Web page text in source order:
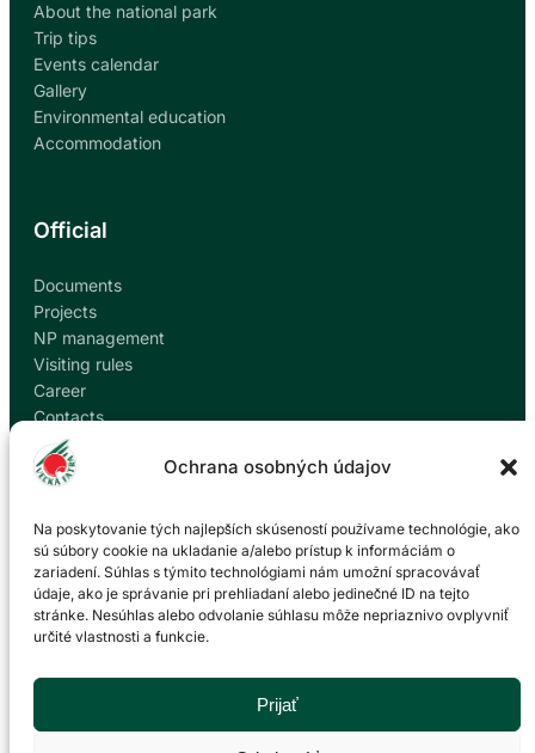
Ochrana osobných údajov
Na poskytovanie tých najlepších skúseností používame technológie, ako
sú súbory cookie na ukladanie a/alebo prístup k informáciám o
zariadení. Súhlas s týmito technológiami nám umožní spracovávať
údaje, ako je správanie pri prehliadaní alebo jedinečné ID na tejto
stránke. Nesúhlas alebo odvolanie súhlasu môže nepriaznivo ovplyvniť
určité vlastnosti a funkcie.
Prijať
About the national park
Trip tips
Events calendar
Gallery
Environmental education
Accommodation
Official
Documents
Projects
NP management
Visiting rules
Career
Contacts
Report corruption
Contact
Administration of the Veľká Fatra National Park
based in Martin
P. O. Hviezdoslava 73/38